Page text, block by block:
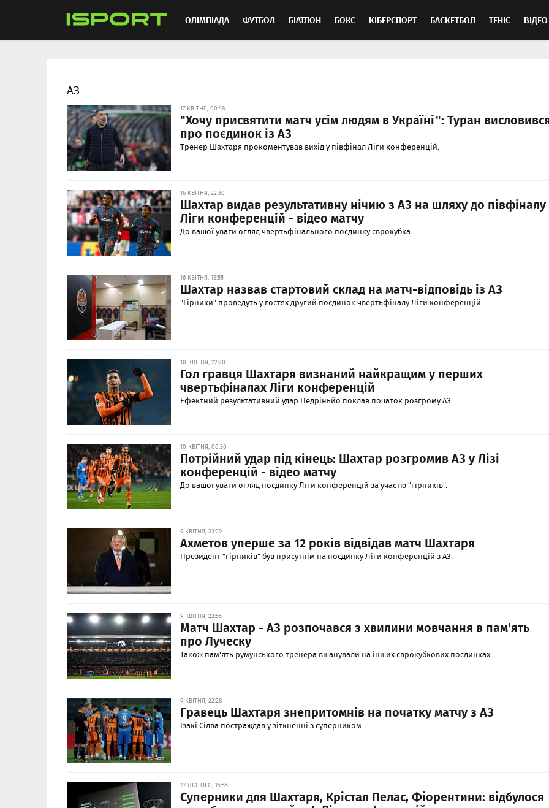
ОЛІМПІАДА ФУТБОЛ БІАТЛОН БОКС КІБЕРСПОРТ БАСКЕТБОЛ ТЕНІС ВІДЕО
АЗ
17 КВІТНЯ, 00:48
"Хочу присвятити матч усім людям в Україні": Туран
про поєдинок із АЗ
Тренер Шахтаря прокоментував вихід у півфінал Ліги конференцій.
16 КВІТНЯ, 22:30
Шахтар видав результативну нічию з АЗ на шляху до півфіналу
Ліги конференцій - відео матчу
До вашої уваги огляд чвертьфінального поєдинку єврокубка.
16 КВІТНЯ, 18:55
Шахтар назвав стартовий склад на матч-відповідь із АЗ
"Гірники" проведуть у гостях другий поєдинок чвертьфіналу Ліги конференцій.
10 КВІТНЯ, 22:20
Гол гравця Шахтаря визнаний найкращим у перших
чвертьфіналах Ліги конференцій
Ефектний результативний удар Педріньйо поклав початок розгрому АЗ.
10 КВІТНЯ, 00:30
Потрійний удар під кінець: Шахтар розгромив АЗ у Лізі
конференцій - відео матчу
До вашої уваги огляд поєдинку Ліги конференцій за участю "гірників".
9 КВІТНЯ, 23:29
Ахметов уперше за 12 років відвідав матч Шахтаря
Президент "гірників" був присутнім на поєдинку Ліги конференцій з АЗ.
9 КВІТНЯ, 22:55
Матч Шахтар - АЗ розпочався з хвилини мовчання в пам'ять
про Луческу
Також пам'ять румунського тренера вшанували на інших єврокубкових поєдинках.
9 КВІТНЯ, 22:28
Гравець Шахтаря знепритомнів на початку матчу з АЗ
Ізакі Сілва постраждав у зіткненні з суперником.
27 ЛЮТОГО, 15:55
Суперники для Шахтаря, Крістал Пелас, Фіорентини: відбулося